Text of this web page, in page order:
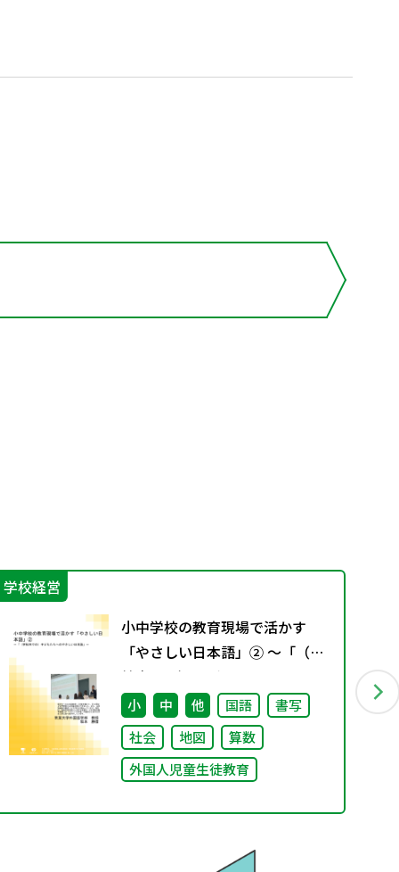
学校経営
小中学校の教育現場で活かす
「やさしい日本語」② ～「（学
校内での）子どもたちへのやさ
しい日本語」～
小 中 他 国語
書写
社会
地図
算数
外国人児童生徒教育